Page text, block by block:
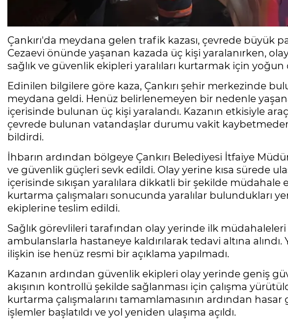
Çankırı'da meydana gelen trafik kazası, çevrede büyük
Cezaevi önünde yaşanan kazada üç kişi yaralanırken,
sağlık ve güvenlik ekipleri yaralıları kurtarmak için yoğun
Edinilen bilgilere göre kaza, Çankırı şehir merkezinde
meydana geldi. Henüz belirlenemeyen bir nedenle
içerisinde bulunan üç kişi yaralandı. Kazanın etkisiyle
çevrede bulunan vatandaşlar durumu vakit kaybetmeden
bildirdi.
İhbarın ardından bölgeye Çankırı Belediyesi İtfaiye
ve güvenlik güçleri sevk edildi. Olay yerine kısa sürede
içerisinde sıkışan yaralılara dikkatli bir şekilde müdahale
kurtarma çalışmaları sonucunda yaralılar bulundukları
ekiplerine teslim edildi.
Sağlık görevlileri tarafından olay yerinde ilk müdahaleleri
ambulanslarla hastaneye kaldırılarak tedavi altına alındı.
ilişkin ise henüz resmi bir açıklama yapılmadı.
Kazanın ardından güvenlik ekipleri olay yerinde geniş
akışının kontrollü şekilde sağlanması için çalışma
kurtarma çalışmalarını tamamlamasının ardından
işlemler başlatıldı ve yol yeniden ulaşıma açıldı.